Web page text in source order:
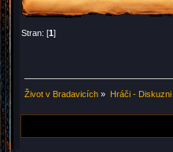
Stran: [1]
Život v Bradavicích » Hráči -